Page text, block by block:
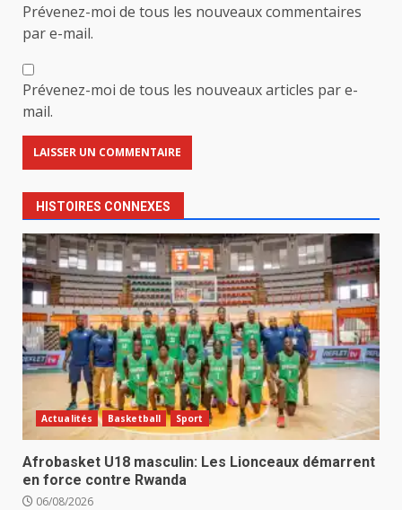
Prévenez-moi de tous les nouveaux commentaires
par e-mail.
Prévenez-moi de tous les nouveaux articles par e-
mail.
HISTOIRES CONNEXES
Actualités Basketball Sport
Afrobasket U18 masculin: Les Lionceaux démarrent
en force contre Rwanda
06/08/2026